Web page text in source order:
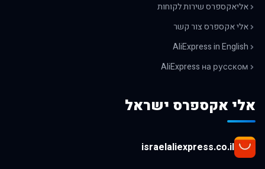
אליאקספרס שירות לקוחות
אלי אקספרס צור קשר
AliExpress in English
AliExpress на русском
אלי אקספרס ישראל
israelaliexpress.co.il